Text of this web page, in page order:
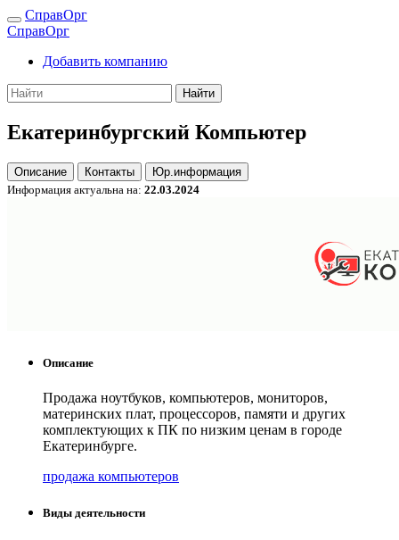
СправОрг
СправОрг
Добавить компанию
Найти
Екатеринбургский Компьютер
Описание Контакты
Юр.информация
Информация актуальна на: 22.03.2024
Описание
Продажа ноутбуков, компьютеров, мониторов,
материнских плат, процессоров, памяти и других
комплектующих к ПК по низким ценам в городе
Екатеринбурге.
продажа компьютеров
Виды деятельности